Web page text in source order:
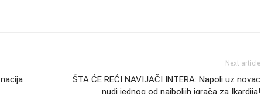
Next article
ŠTA ĆE REĆI NAVIJAČI INTERA: Napoli uz novac
nudi jednog od najboljih igrača za Ikardija!